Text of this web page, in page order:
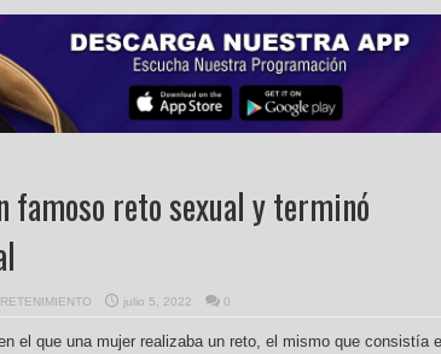
reto sexual y terminó
julio 5, 2022 0
el que una mujer realizaba un reto, el mismo que consistía